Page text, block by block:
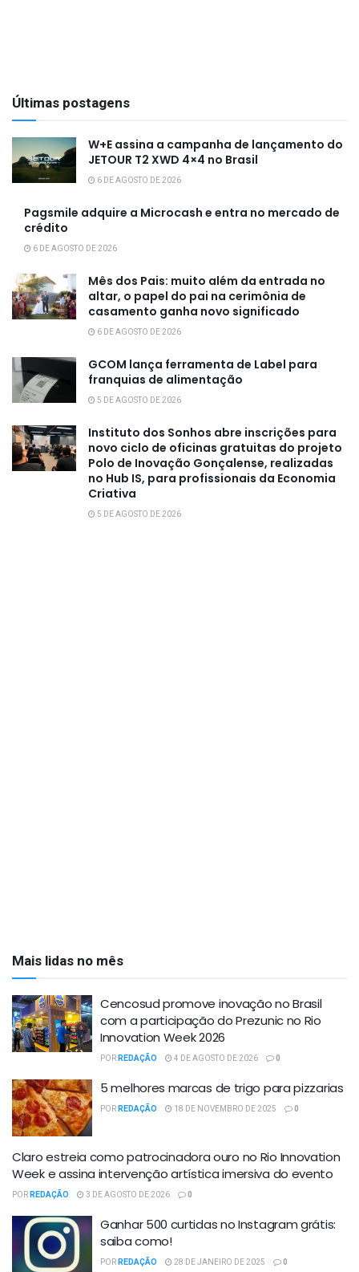
Últimas postagens
W+E assina a campanha de lançamento do
JETOUR T2 XWD 4×4 no Brasil
6 DE AGOSTO DE 2026
Pagsmile adquire a Microcash e entra no mercado de
crédito
6 DE AGOSTO DE 2026
Mês dos Pais: muito além da entrada no
altar, o papel do pai na cerimônia de
casamento ganha novo significado
6 DE AGOSTO DE 2026
GCOM lança ferramenta de Label para
franquias de alimentação
5 DE AGOSTO DE 2026
Instituto dos Sonhos abre inscrições para
novo ciclo de oficinas gratuitas do projeto
Polo de Inovação Gonçalense, realizadas
no Hub IS, para profissionais da Economia
Criativa
5 DE AGOSTO DE 2026
Mais lidas no mês
Cencosud promove inovação no Brasil
com a participação do Prezunic no Rio
Innovation Week 2026
PORREDAÇÃO 4 DE AGOSTO DE 2026 0
5 melhores marcas de trigo para pizzarias
PORREDAÇÃO 18 DE NOVEMBRO DE 2025 0
Claro estreia como patrocinadora ouro no Rio Innovation
Week e assina intervenção artística imersiva do evento
PORREDAÇÃO 3 DE AGOSTO DE 2026 0
Ganhar 500 curtidas no Instagram grátis:
saiba como!
PORREDAÇÃO 28 DE JANEIRO DE 2025 0